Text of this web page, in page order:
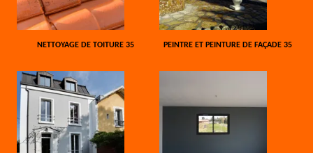
NETTOYAGE DE TOITURE 35 PEINTRE ET PEINTURE DE FAÇADE 35